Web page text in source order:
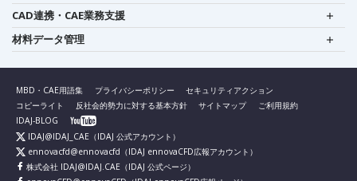
CAD連携・CAE業務支援
材料データ管理
MBD・CAE用語集 プライバシーポリシー
セキュリティアクション
コピーライト
反社会的勢力に対する基本方針 サイトマップ
ご利用規約
IDAJ-BLOG
IDAJ@IDAJ_CAE （IDAJ 公式アカウント）
ennovacfd@ennovacfd （IDAJ ennovaCFD広報アカウント）
株式会社 IDAJ@IDAJ.CAE （IDAJ 公式ページ）